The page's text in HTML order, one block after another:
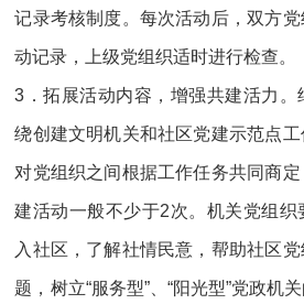
记录考核制度。每次活动后，双方
动记录，上级党组织适时进行检查。
3．拓展活动内容，增强共建活力。
绕创建文明机关和社区党建示范点
对党组织之间根据工作任务共同商
建活动一般不少于2次。机关党组织
入社区，了解社情民意，帮助社区
题，树立“服务型”、“阳光型”党政机